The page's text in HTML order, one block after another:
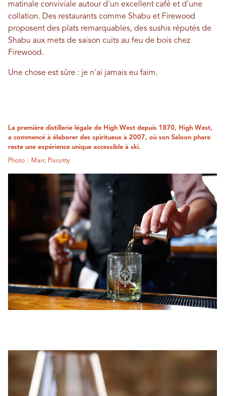
matinale conviviale autour d'un excellent café et d'une
collation. Des restaurants comme Shabu et Firewood
proposent des plats remarquables, des sushis réputés de
Shabu aux mets de saison cuits au feu de bois chez
Firewood.
Une chose est sûre : je n'ai jamais eu faim.
La première distillerie légale de High West depuis 1870, High West,
a commencé à élaborer des spiritueux à 2007, où son Saloon phare
reste une expérience unique accessible à ski.
Photo : Marc Piscotty